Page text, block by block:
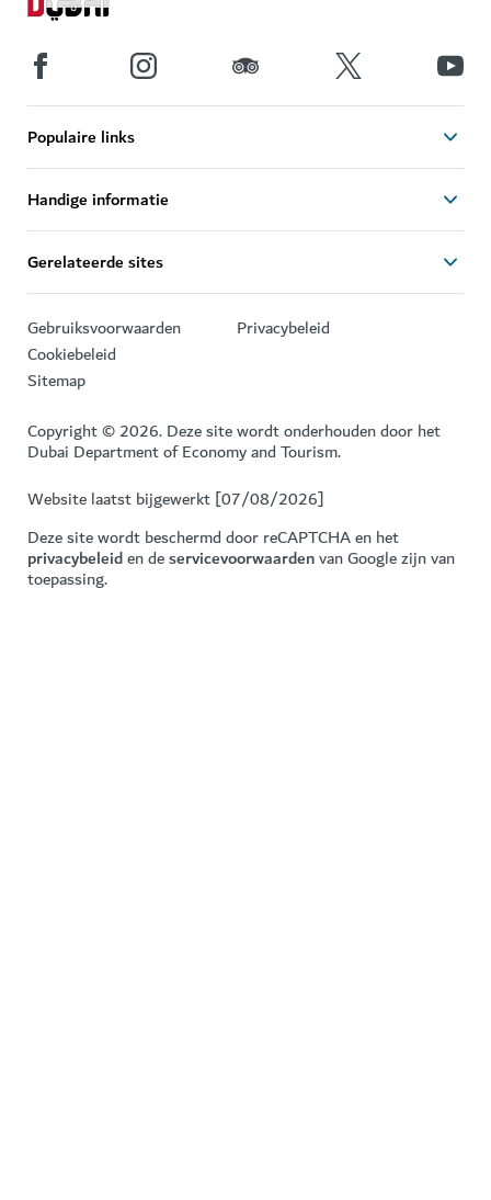
Populaire links
Handige informatie
Gerelateerde sites
Gebruiksvoorwaarden
Privacybeleid
Cookiebeleid
Sitemap
Copyright © 2026. Deze site wordt onderhouden door het
Dubai Department of Economy and Tourism.
Website laatst bijgewerkt [07/08/2026]
Deze site wordt beschermd door reCAPTCHA en het
privacybeleiden deservicevoorwaardenvan Google zijn van
toepassing.